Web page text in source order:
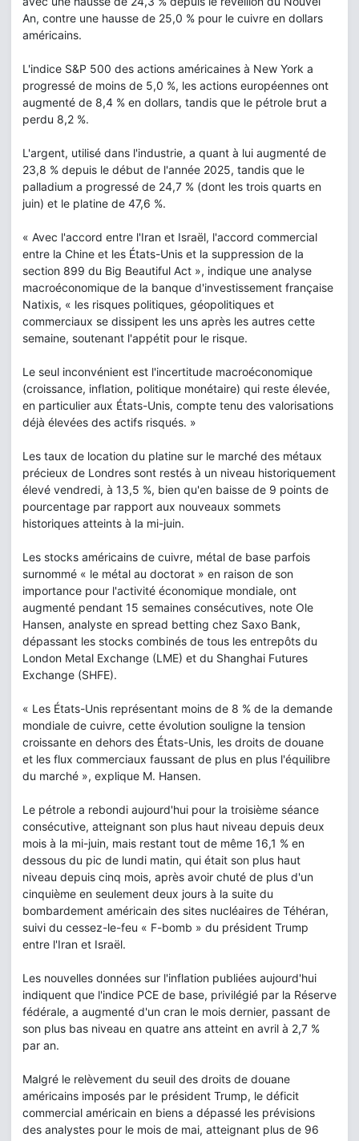
An, contre une hausse de 25,0 % pour le cuivre en dollars
américains.
L'indice S&P 500 des actions américaines à New York a
progressé de moins de 5,0 %, les actions européennes ont
augmenté de 8,4 % en dollars, tandis que le pétrole brut a
perdu 8,2 %.
L'argent, utilisé dans l'industrie, a quant à lui augmenté de
23,8 % depuis le début de l'année 2025, tandis que le
palladium a progressé de 24,7 % (dont les trois quarts en
juin) et le platine de 47,6 %.
« Avec l'accord entre l'Iran et Israël, l'accord commercial
entre la Chine et les États-Unis et la suppression de la
section 899 du Big Beautiful Act », indique une analyse
macroéconomique de la banque d'investissement française
Natixis, « les risques politiques, géopolitiques et
commerciaux se dissipent les uns après les autres cette
semaine, soutenant l'appétit pour le risque.
Le seul inconvénient est l'incertitude macroéconomique
(croissance, inflation, politique monétaire) qui reste élevée,
en particulier aux États-Unis, compte tenu des valorisations
déjà élevées des actifs risqués. »
Les taux de location du platine sur le marché des métaux
précieux de Londres sont restés à un niveau historiquement
élevé vendredi, à 13,5 %, bien qu'en baisse de 9 points de
pourcentage par rapport aux nouveaux sommets
historiques atteints à la mi-juin.
Les stocks américains de cuivre, métal de base parfois
surnommé « le métal au doctorat » en raison de son
importance pour l'activité économique mondiale, ont
augmenté pendant 15 semaines consécutives, note Ole
Hansen, analyste en spread betting chez Saxo Bank,
dépassant les stocks combinés de tous les entrepôts du
London Metal Exchange (LME) et du Shanghai Futures
Exchange (SHFE).
« Les États-Unis représentant moins de 8 % de la demande
mondiale de cuivre, cette évolution souligne la tension
croissante en dehors des États-Unis, les droits de douane
et les flux commerciaux faussant de plus en plus l'équilibre
du marché », explique M. Hansen.
Le pétrole a rebondi aujourd'hui pour la troisième séance
consécutive, atteignant son plus haut niveau depuis deux
mois à la mi-juin, mais restant tout de même 16,1 % en
dessous du pic de lundi matin, qui était son plus haut
niveau depuis cinq mois, après avoir chuté de plus d'un
cinquième en seulement deux jours à la suite du
bombardement américain des sites nucléaires de Téhéran,
suivi du cessez-le-feu « F-bomb » du président Trump
entre l'Iran et Israël.
Les nouvelles données sur l'inflation publiées aujourd'hui
indiquent que l'indice PCE de base, privilégié par la Réserve
fédérale, a augmenté d'un cran le mois dernier, passant de
son plus bas niveau en quatre ans atteint en avril à 2,7 %
par an.
Malgré le relèvement du seuil des droits de douane
américains imposés par le président Trump, le déficit
commercial américain en biens a dépassé les prévisions
des analystes pour le mois de mai, atteignant plus de 96